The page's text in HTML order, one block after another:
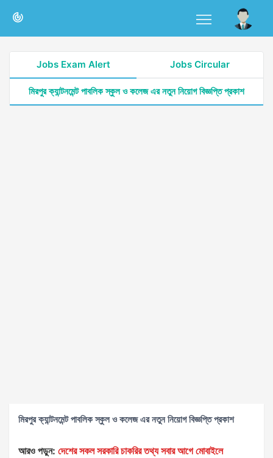
Jobs Exam Alert Jobs Circular
মিরপুর ক্যান্টনমেন্ট পাবলিক স্কুল ও কলেজ এর নতুন নিয়োগ বিজ্ঞপ্তি প্রকাশ
মিরপুর ক্যান্টনমেন্ট পাবলিক স্কুল ও কলেজ এর নতুন নিয়োগ বিজ্ঞপ্তি প্রকাশ
আরও পড়ুন: দেশের সকল সরকারি চাকরির তথ্য সবার আগে মোবাইলে